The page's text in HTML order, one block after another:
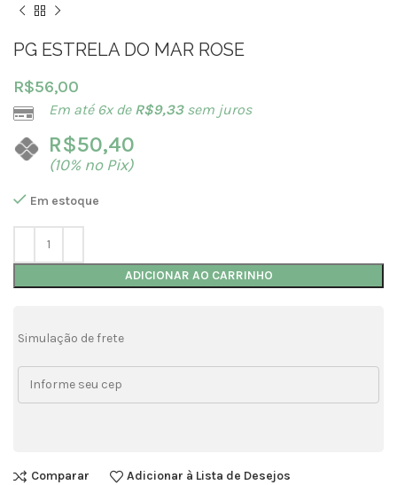
PG ESTRELA DO MAR ROSE
R$56,00
Em até 6x de R$9,33sem juros
R$50,40
(10% no Pix)
Em estoque
ADICIONAR AO CARRINHO
Simulação de frete
Comparar Adicionar à Lista de Desejos